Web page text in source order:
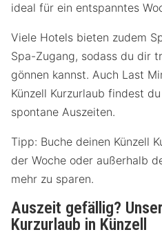
ideal für ein entspanntes
Viele Hotels bieten zudem
Spa-Zugang, sodass du dir
gönnen kannst. Auch Last
Künzell Kurzurlaub findest
spontane Auszeiten.
Tipp: Buche deinen Künzell
der Woche oder außerhalb
mehr zu sparen.
Auszeit gefällig?
Kurzurlaub in Künzell